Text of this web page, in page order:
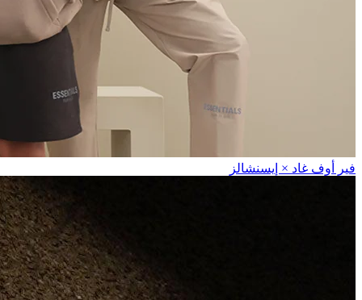
فير أوف غاد × إيسنشالز